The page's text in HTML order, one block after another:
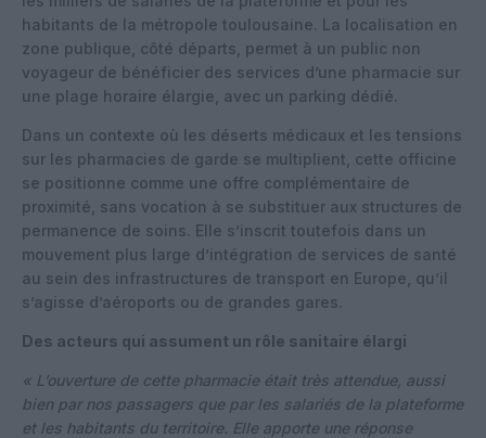
habitants de la métropole toulousaine. La localisation en
zone publique, côté départs, permet à un public non
voyageur de bénéficier des services d’une pharmacie sur
une plage horaire élargie, avec un parking dédié.
Dans un contexte où les déserts médicaux et les tensions
sur les pharmacies de garde se multiplient, cette officine
se positionne comme une offre complémentaire de
proximité, sans vocation à se substituer aux structures de
permanence de soins. Elle s’inscrit toutefois dans un
mouvement plus large d’intégration de services de santé
au sein des infrastructures de transport en Europe, qu’il
s’agisse d’aéroports ou de grandes gares.
Des acteurs qui assument un rôle sanitaire élargi
« L’ouverture de cette pharmacie était très attendue, aussi
bien par nos passagers que par les salariés de la plateforme
et les habitants du territoire. Elle apporte une réponse